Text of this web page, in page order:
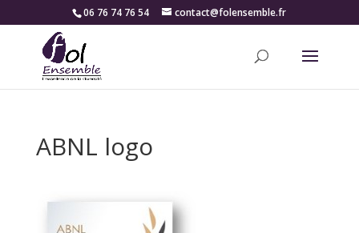
06 76 74 76 54 contact@folensemble.fr
ABNL logo